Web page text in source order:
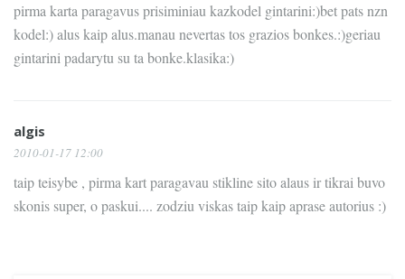
pirma karta paragavus prisiminiau kazkodel gintarini:)bet pats nzn
kodel:) alus kaip alus.manau nevertas tos grazios bonkes.:)geriau
gintarini padarytu su ta bonke.klasika:)
algis
2010-01-17 12:00
taip teisybe , pirma kart paragavau stikline sito alaus ir tikrai buvo
skonis super, o paskui.... zodziu viskas taip kaip aprase autorius :)